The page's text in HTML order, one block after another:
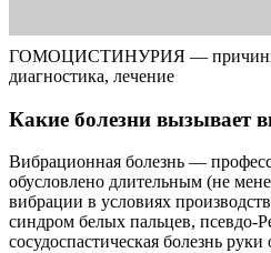
ГОМОЦИСТИНУРИЯ — причины,
диагностика, лечение
Какие болезни вызывает
Вибрационная болезнь —
обусловлено длительным (не
вибрации в условиях
синдром белых пальцев, псевдо-
сосудоспастическая болезнь руки